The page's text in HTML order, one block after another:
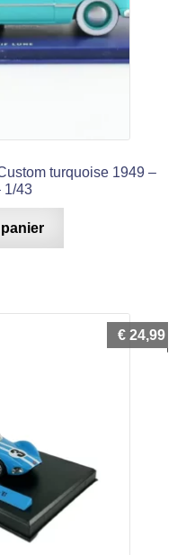
turquoise 1949 –
1/43
€ 24,99